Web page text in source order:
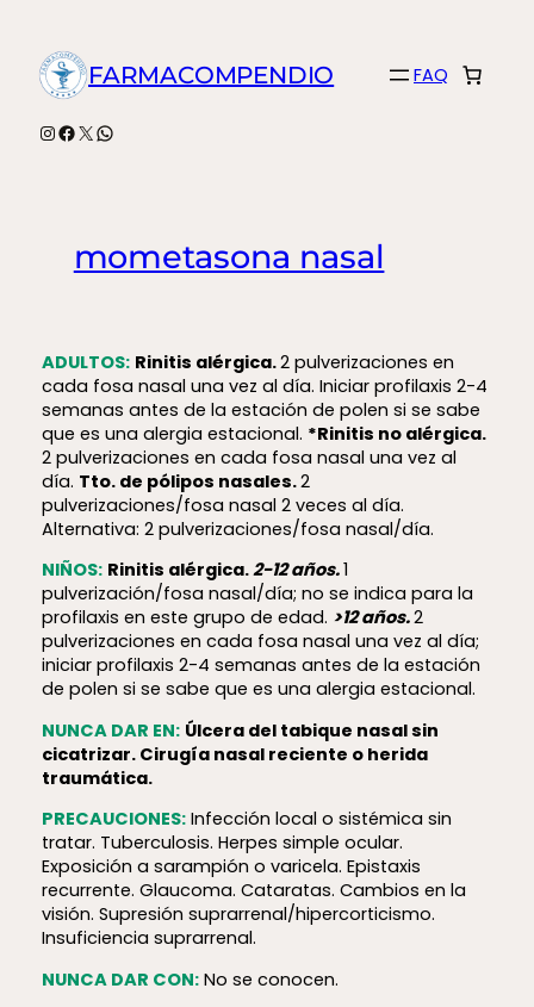
contenidoFARMACOMPENDIO FAQ
Instagram
Facebook
X WhatsApp
mometasona nasal
ADULTOS: Rinitis alérgica.2 pulverizaciones en
cada fosa nasal una vez al día. Iniciar profilaxis 2-4
semanas antes de la estación de polen si se sabe
que es una alergia estacional. *Rinitis no alérgica.
2 pulverizaciones en cada fosa nasal una vez al
día. Tto. de pólipos nasales.2
pulverizaciones/fosa nasal 2 veces al día.
Alternativa: 2 pulverizaciones/fosa nasal/día.
NIÑOS: Rinitis alérgica.2-12 años.1
pulverización/fosa nasal/día; no se indica para la
profilaxis en este grupo de edad. >12 años.2
pulverizaciones en cada fosa nasal una vez al día;
iniciar profilaxis 2-4 semanas antes de la estación
de polen si se sabe que es una alergia estacional.
NUNCA DAR EN: Úlcera del tabique nasal sin
cicatrizar. Cirugía nasal reciente o herida
traumática.
PRECAUCIONES:Infección local o sistémica sin
tratar. Tuberculosis. Herpes simple ocular.
Exposición a sarampión o varicela. Epistaxis
recurrente. Glaucoma. Cataratas. Cambios en la
visión. Supresión suprarrenal/hipercorticismo.
Insuficiencia suprarrenal.
NUNCA DAR CON:No se conocen.